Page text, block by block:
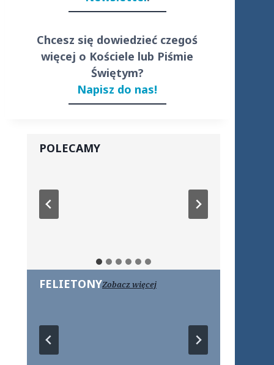
Chcesz się dowiedzieć czegoś
więcej o Kościele lub Piśmie
Świętym?
Napisz do nas!
POLECAMY
FELIETONYZobacz więcej